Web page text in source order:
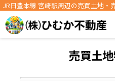
JR日豊本線 宮崎駅周辺の売買土地・
売買土